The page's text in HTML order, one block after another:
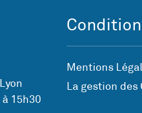
15h30
Mentions
La gestion des